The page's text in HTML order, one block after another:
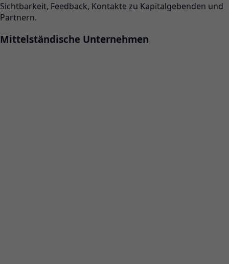
Sichtbarkeit, Feedback, Kontakte zu Kapitalgebenden und
Partnern.
Mittelständische Unternehmen